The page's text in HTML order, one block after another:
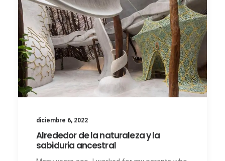
diciembre 6, 2022
Alrededor de la naturaleza y la
sabiduria ancestral